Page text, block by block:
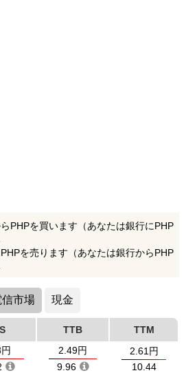
PHPを買います（あなたは銀行にPHP
を売ります（あなたは銀行からPHP
信市場 現金
TTB
TTM
2.49円
9.96
2.61円
10.44